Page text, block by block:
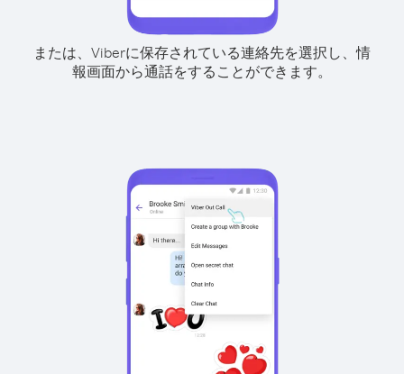
または、Viberに保存されている連絡先を選択し、情
報画面から通話をすることができます。